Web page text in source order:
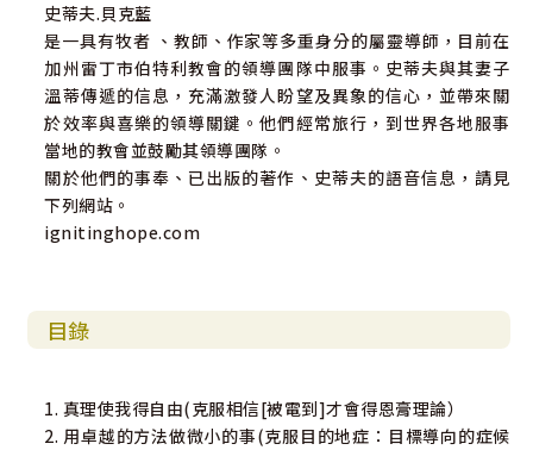
史蒂夫.貝克藍
是一具有牧者 、教師、作家等多重身分的屬靈導師，目前在
加州雷丁市伯特利教會的領導團隊中服事。史蒂夫與其妻子
溫蒂傳遞的信息，充滿激發人盼望及異象的信心，並帶來關
於效率與喜樂的領導關鍵。他們經常旅行，到世界各地服事
當地的教會並鼓勵其領導團隊。
關於他們的事奉、已出版的著作、史蒂夫的語音信息，請見
下列網站。
ignitinghope.com
目錄
1. 真理使我得自由(克服相信[被電到]才會得恩膏理論）
2. 用卓越的方法做微小的事(克服目的地症：目標導向的症候